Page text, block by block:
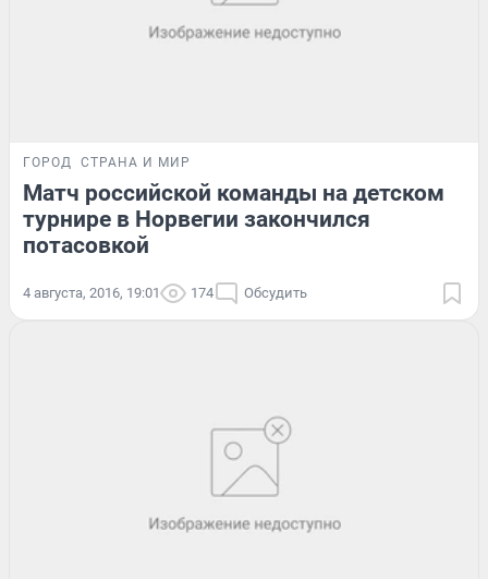
ГОРОД СТРАНА И МИР
Матч российской команды на детском
турнире в Норвегии закончился
потасовкой
4 августа, 2016, 19:01 174 Обсудить